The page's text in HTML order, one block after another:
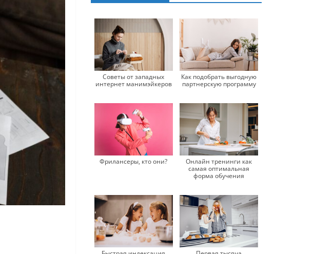
Советы от западных
интернет манимэйкеров
Как подобрать выгодную
партнерскую программу
Фрилансеры, кто они?
Онлайн тренинги как
самая оптимальная
форма обучения